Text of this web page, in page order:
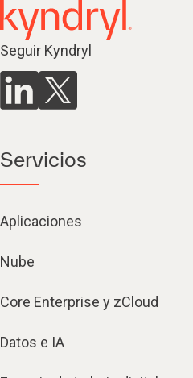
Seguir Kyndryl
Servicios
Aplicaciones
Nube
Core Enterprise y zCloud
Datos e IA